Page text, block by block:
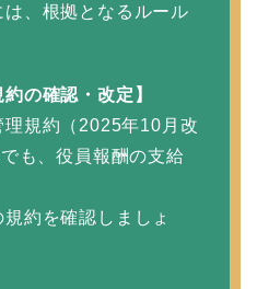
、根拠となるルール
の確認・改定】
理規約（2025年10月改
も、役員報酬の支給
約を確認しましょ